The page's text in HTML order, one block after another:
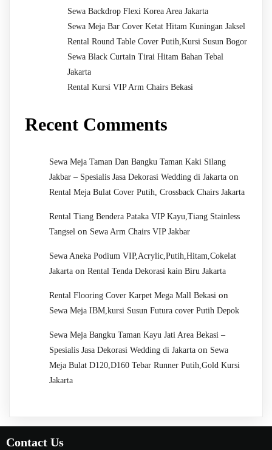
Sewa Backdrop Flexi Korea Area Jakarta
Sewa Meja Bar Cover Ketat Hitam Kuningan Jaksel
Rental Round Table Cover Putih,Kursi Susun Bogor
Sewa Black Curtain Tirai Hitam Bahan Tebal
Jakarta
Rental Kursi VIP Arm Chairs Bekasi
Recent Comments
Sewa Meja Taman Dan Bangku Taman Kaki Silang
Jakbar – Spesialis Jasa Dekorasi Wedding di Jakarta on
Rental Meja Bulat Cover Putih, Crossback Chairs Jakarta
Rental Tiang Bendera Pataka VIP Kayu,Tiang Stainless
Tangsel on Sewa Arm Chairs VIP Jakbar
Sewa Aneka Podium VIP,Acrylic,Putih,Hitam,Cokelat
Jakarta on Rental Tenda Dekorasi kain Biru Jakarta
Rental Flooring Cover Karpet Mega Mall Bekasi on
Sewa Meja IBM,kursi Susun Futura cover Putih Depok
Sewa Meja Bangku Taman Kayu Jati Area Bekasi –
Spesialis Jasa Dekorasi Wedding di Jakarta on Sewa
Meja Bulat D120,D160 Tebar Runner Putih,Gold Kursi
Jakarta
Contact Us